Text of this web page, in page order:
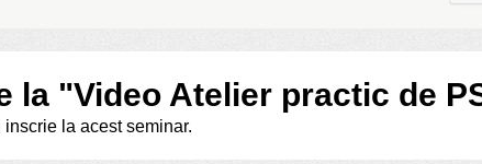
la "Video Atelier practic de
inscrie la acest seminar.